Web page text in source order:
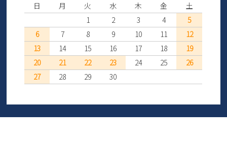
日 月 火 水 木 金
土
1
2 3 4
5
6
7 8 9 10 11
12
13
14 15 16 17 18
19
20
21 22 23 24 25
26
27
28 29 30